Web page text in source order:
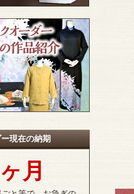
現在の納期
月